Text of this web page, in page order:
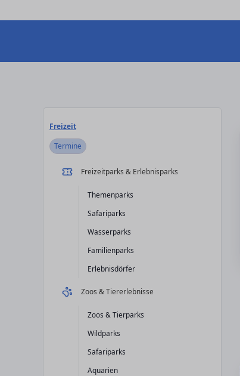
Freizeit
Termine
Freizeitparks & Erlebnisparks
Themenparks
Safariparks
Wasserparks
Familienparks
Erlebnisdörfer
Zoos & Tiererlebnisse
Zoos & Tierparks
Wildparks
Safariparks
Aquarien